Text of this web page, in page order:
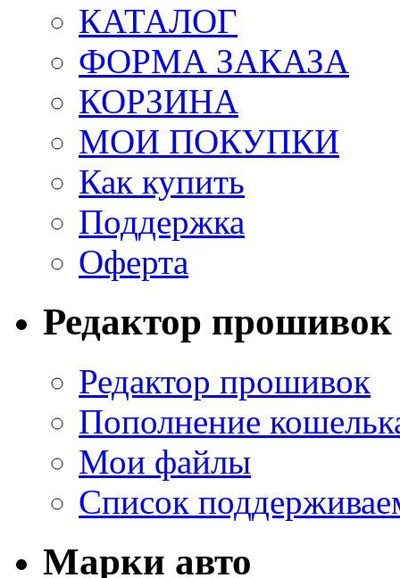
КАТАЛОГ
ФОРМА ЗАКАЗА
КОРЗИНА
МОИ ПОКУПКИ
Как купить
Поддержка
Оферта
Редактор прошивок
Редактор прошивок
Пополнение
Мои файлы
Список
Марки авто